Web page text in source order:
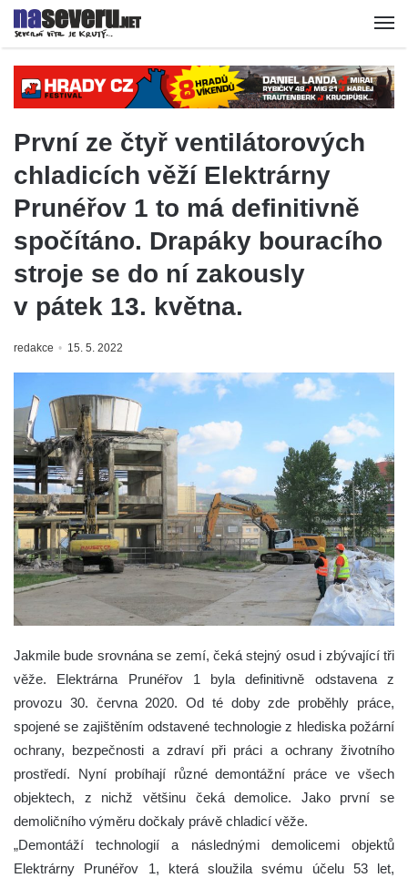
První ze čtyř ventilátorových
chladicích věží Elektrárny
Prunéřov 1 to má definitivně
spočítáno. Drapáky bouracího
stroje se do ní zakously
v pátek 13. května.
redakce 15. 5. 2022
Jakmile bude srovnána se zemí, čeká stejný osud i zbývající tři
věže. Elektrárna Prunéřov 1 byla definitivně odstavena z
provozu 30. června 2020. Od té doby zde proběhly práce,
spojené se zajištěním odstavené technologie z hlediska požární
ochrany, bezpečnosti a zdraví při práci a ochrany životního
prostředí. Nyní probíhají různé demontážní práce ve všech
objektech, z nichž většinu čeká demolice. Jako první se
demoličního výměru dočkaly právě chladicí věže.
„Demontáží technologií a následnými demolicemi objektů
Elektrárny Prunéřov 1, která sloužila svému účelu 53 let,